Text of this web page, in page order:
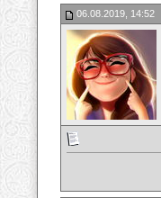
06.08.2019, 14:52